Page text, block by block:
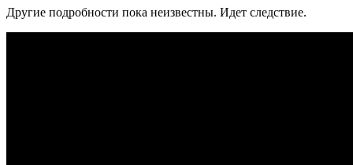
Другие подробности пока неизвестны. Идет следствие.